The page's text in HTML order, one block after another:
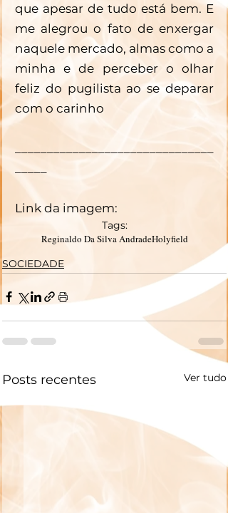
que apesar de tudo está bem. E
me alegrou o fato de enxergar
naquele mercado, almas como a
minha e de perceber o olhar
feliz do pugilista ao se deparar
com o carinho
Link da imagem:
Tags:
Reginaldo Da Silva AndradeHolyfield
SOCIEDADE
Posts recentes Ver tudo